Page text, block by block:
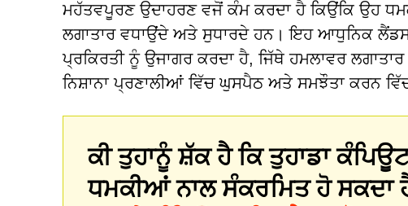
ਮਹੱਤਵਪੂਰਣ ਉਦਾਹਰਣ ਵਜੋਂ ਕੰਮ ਕਰਦਾ ਹੈ ਕਿਉਂਕਿ ਉਹ
ਲਗਾਤਾਰ ਵਧਾਉਂਦੇ ਅਤੇ ਸੁਧਾਰਦੇ ਹਨ। ਇਹ ਆਧੁਨਿਕ
ਪ੍ਰਕਿਰਤੀ ਨੂੰ ਉਜਾਗਰ ਕਰਦਾ ਹੈ, ਜਿੱਥੇ ਹਮਲਾਵਰ
ਨਿਸ਼ਾਨਾ ਪ੍ਰਣਾਲੀਆਂ ਵਿੱਚ ਘੁਸਪੈਠ ਅਤੇ ਸਮਝੌਤਾ ਕਰਨ
ਕੀ ਤੁਹਾਨੂੰ ਸ਼ੱਕ ਹੈ ਕਿ ਤੁਹਾਡਾ
ਧਮਕੀਆਂ ਨਾਲ ਸੰਕਰਮਿਤ ਹੋ ਸਕਦਾ